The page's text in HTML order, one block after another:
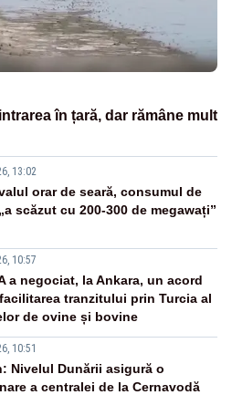
în țară, dar rămâne mult
13:02
orar de seară, consumul de
scăzut cu 200-300 de megawați”
10:57
a negociat, la Ankara, un acord
tranzitului prin Turcia al
de ovine și bovine
10:51
Nivelul Dunării asigură o
a centralei de la Cernavodă